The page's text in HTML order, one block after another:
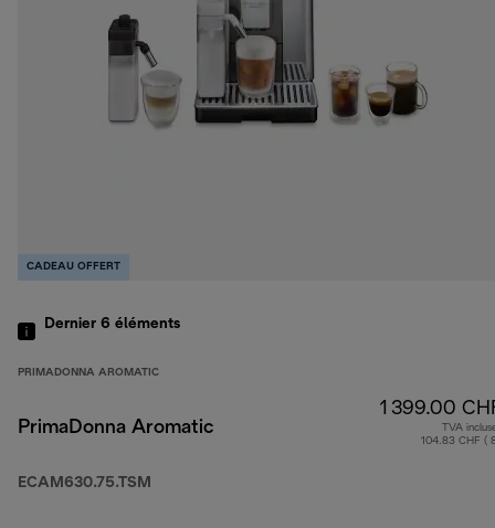
CADEAU OFFERT
Dernier 6 éléments
PRIMADONNA AROMATIC
PrimaDonna Aromatic
ECAM630.75.TSM
1 399.00
TVA
104.83 CHF (